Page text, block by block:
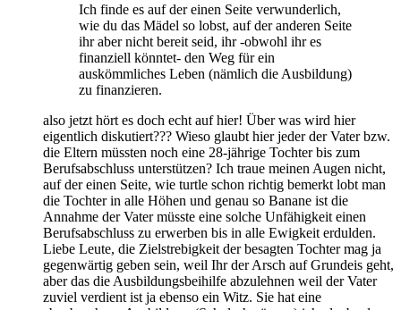
Ich finde es auf der einen Seite verwunderlich,
wie du das Mädel so lobst, auf der anderen Seite
ihr aber nicht bereit seid, ihr -obwohl ihr es
finanziell könntet- den Weg für ein
auskömmliches Leben (nämlich die Ausbildung)
zu finanzieren.
also jetzt hört es doch echt auf hier! Über was wird hier
eigentlich diskutiert??? Wieso glaubt hier jeder der Vater bzw.
die Eltern müssten noch eine 28-jährige Tochter bis zum
Berufsabschluss unterstützen? Ich traue meinen Augen nicht,
auf der einen Seite, wie turtle schon richtig bemerkt lobt man
die Tochter in alle Höhen und genau so Banane ist die
Annahme der Vater müsste eine solche Unfähigkeit einen
Berufsabschluss zu erwerben bis in alle Ewigkeit erdulden.
Liebe Leute, die Zielstrebigkeit der besagten Tochter mag ja
gegenwärtig geben sein, weil Ihr der Arsch auf Grundeis geht,
aber das die Ausbildungsbeihilfe abzulehnen weil der Vater
zuviel verdient ist ja ebenso ein Witz. Sie hat eine